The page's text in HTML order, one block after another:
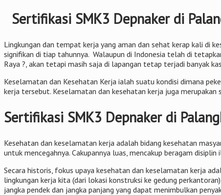
Sertifikasi SMK3 Depnaker di
Lingkungan dan tempat kerja yang aman dan sehat kerap kali di
signifikan di tiap tahunnya. Walaupun di Indonesia telah di
Raya ?, akan tetapi masih saja di lapangan tetap terjadi banyak
Keselamatan dan Kesehatan Kerja ialah suatu kondisi dimana
kerja tersebut. Keselamatan dan kesehatan kerja juga
Sertifikasi SMK3 Depnaker di
Kesehatan dan keselamatan kerja adalah bidang kesehatan
untuk mencegahnya. Cakupannya luas, mencakup beragam
Secara historis, fokus upaya kesehatan dan keselamatan kerja
lingkungan kerja kita (dari lokasi konstruksi ke gedung
jangka pendek dan jangka panjang yang dapat menimbulkan